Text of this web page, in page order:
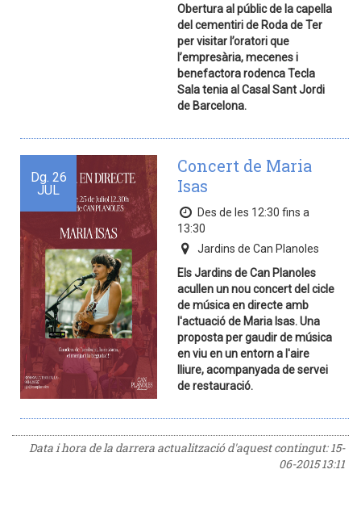
Obertura al públic de la capella
del cementiri de Roda de Ter
per visitar l’oratori que
l’empresària, mecenes i
benefactora rodenca Tecla
Sala tenia al Casal Sant Jordi
de Barcelona.
Dg. 26
JUL
Concert de Maria
Isas
Des de les 12:30 fins a
13:30
Jardins de Can Planoles
Els Jardins de Can Planoles
acullen un nou concert del cicle
de música en directe amb
l'actuació de Maria Isas. Una
proposta per gaudir de música
en viu en un entorn a l'aire
lliure, acompanyada de servei
de restauració.
Data i hora de la darrera actualització d'aquest contingut:15-
06-2015 13:11